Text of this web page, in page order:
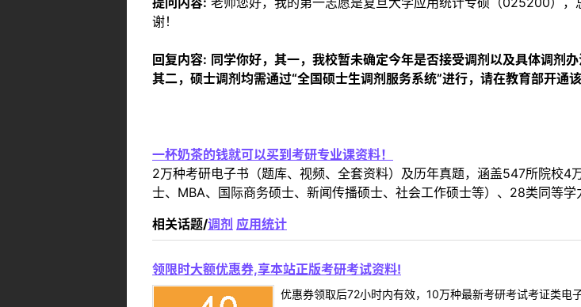
谢！
回复内容: 同学你好，其一，我校暂未确定今年是否接受调剂以及具体调剂
其二，硕士调剂均需通过“全国硕士生调剂服务系统”进行，请在教育部开通
一杯奶茶的钱就可以买到考研专业课资料！
2万种考研电子书（题库、视频、全套资料）及历年真题，涵盖547所院校
士、MBA、国际商务硕士、新闻传播硕士、社会工作硕士等）、28类同等学
相关话题/调剂 应用统计
领限时大额优惠券,享本站正版考研考试资料!
优惠券领取后72小时内有效，10万种最新考研考试考证类